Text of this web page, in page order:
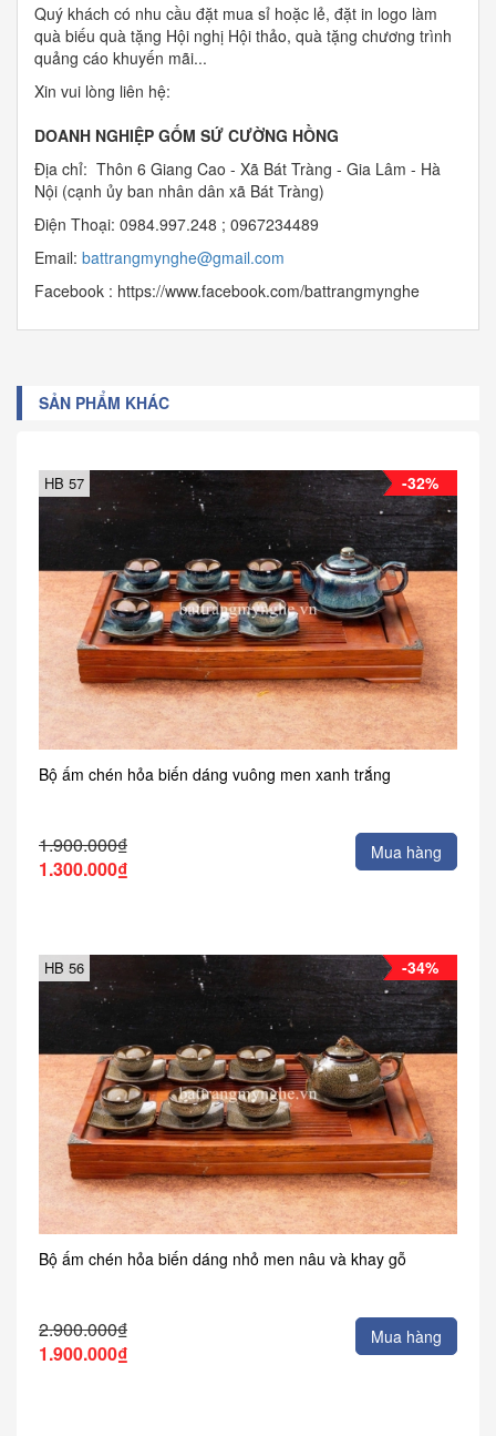
Quý khách có nhu cầu đặt mua sỉ hoặc lẻ, đặt in logo làm
quà biếu quà tặng Hội nghị Hội thảo, quà tặng chương trình
quảng cáo khuyến mãi...
Xin vui lòng liên hệ:
DOANH NGHIỆP GỐM SỨ CƯỜNG HỒNG
Địa chỉ: Thôn 6 Giang Cao - Xã Bát Tràng - Gia Lâm - Hà
Nội (cạnh ủy ban nhân dân xã Bát Tràng)
Điện Thoại: 0984.997.248 ; 0967234489
Email: battrangmynghe@gmail.com
Facebook : https://www.facebook.com/battrangmynghe
SẢN PHẨM KHÁC
-32%
HB 57
Bộ ấm chén hỏa biến dáng vuông men xanh trắng
1.900.000₫
1.300.000₫
Mua hàng
-34%
HB 56
Bộ ấm chén hỏa biến dáng nhỏ men nâu và khay gỗ
2.900.000₫
1.900.000₫
Mua hàng